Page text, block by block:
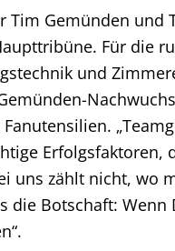
Tim Gemünden
Für die
und
uns zählt nicht,
die Botschaft: